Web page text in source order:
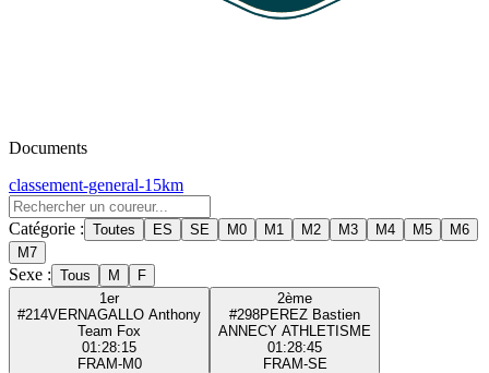
Documents
classement-general-15km
Catégorie : Toutes ES SE M0 M1 M2 M3 M4 M5
M6
M7
Sexe : Tous M
F
1er
#214VERNAGALLO Anthony
Team Fox
01:28:15
FRAM-M0
2ème
#298PEREZ Bastien
ANNECY ATHLETISME
01:28:45
FRAM-SE